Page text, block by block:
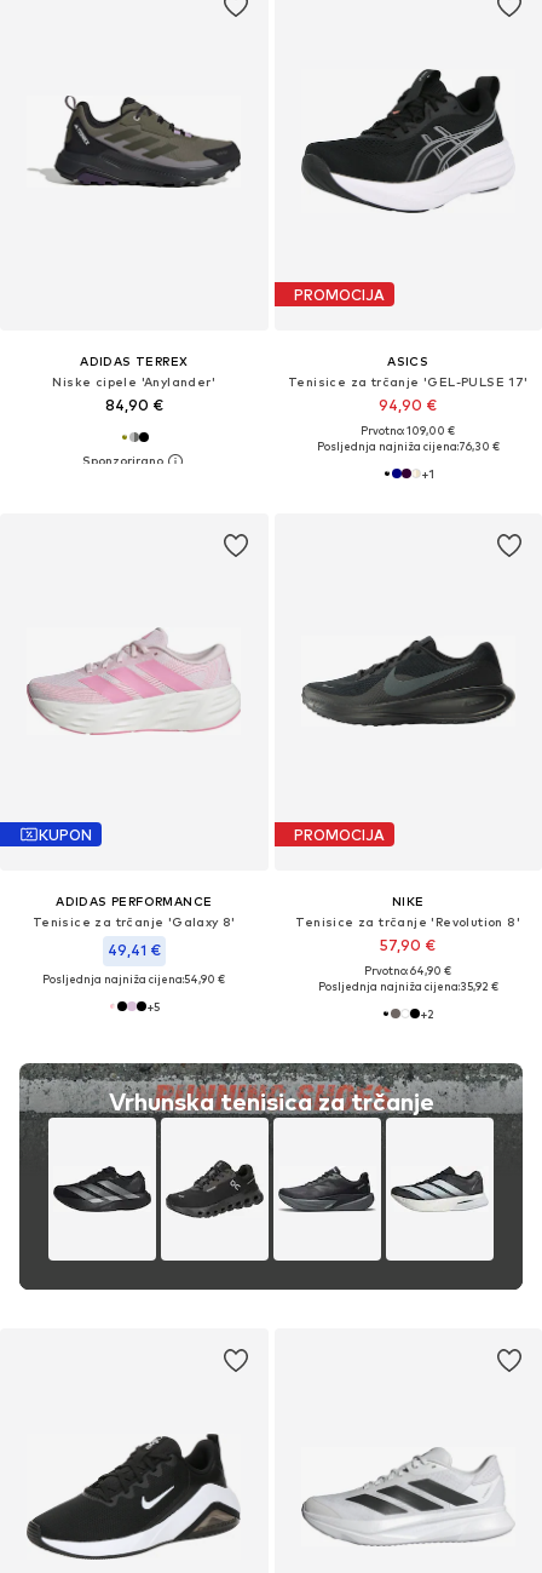
ADIDAS TERREX
Niske cipele 'Anylander'
84,90 €
PROMOCIJA
ASICS
Tenisice za trčanje 'GEL-PULSE 17'
94,90 €
Prvotno: 109,00 €
Posljednja najniža cijena:76,30 €
+1
KUPON
ADIDAS PERFORMANCE
Tenisice za trčanje 'Galaxy 8'
49,41 €
Posljednja najniža cijena:54,90 €
+5
Vrhunska tenisica za trčanje
PROMOCIJA
NIKE
Tenisice za trčanje 'Revolution 8'
57,90 €
Prvotno: 64,90 €
Posljednja najniža cijena:35,92 €
+2